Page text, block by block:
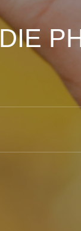
DIE